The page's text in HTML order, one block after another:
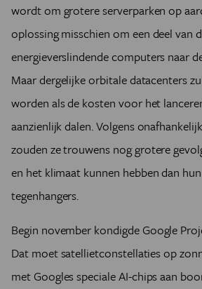
wordt om grotere serverparken op
oplossing misschien om een deel van
energieverslindende computers naar
Maar dergelijke orbitale datacenters
worden als de kosten voor het
aanzienlijk dalen. Volgens
zouden ze trouwens nog grotere
en het klimaat kunnen hebben dan
tegenhangers.
Begin november kondigde Google
Dat moet satellietconstellaties op
met Googles speciale AI-chips aan